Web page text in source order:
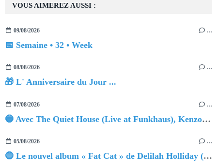
VOUS AIMEREZ AUSSI :
09/08/2026 …
📅 Semaine • 32 • Week
08/08/2026 …
🎁 L' Anniversaire du Jour ...
07/08/2026 …
🔵 Avec The Quiet House (Live at Funkhaus), Kenzo Zurzolo livre une performance aussi intense qu'envoûtante.
05/08/2026 …
🔵 Le nouvel album « Fat Cat » de Delilah Holliday (sortie le 30 Octobre 2026)